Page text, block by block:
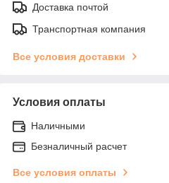
Доставка почтой
Транспортная компания
Все условия доставки
Условия оплаты
Наличными
Безналичный расчет
Все условия оплаты